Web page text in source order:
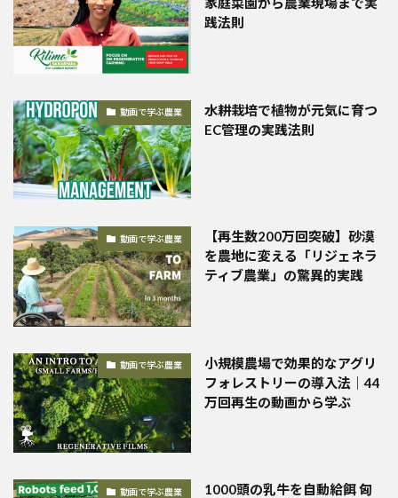
践法則
動画で学ぶ農業
水耕栽培で植物が元気に育つ
EC管理の実践法則
動画で学ぶ農業
【再生数200万回突破】砂漠
を農地に変える「リジェネラ
ティブ農業」の驚異的実践
動画で学ぶ農業
小規模農場で効果的なアグリ
フォレストリーの導入法｜44
万回再生の動画から学ぶ
動画で学ぶ農業
1000頭の乳牛を自動給餌 匈